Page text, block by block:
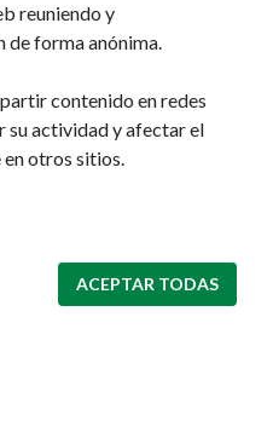
reuniendo y
forma anónima.
contenido en redes
su actividad y afectar el
en otros sitios.
ACEPTAR TODAS